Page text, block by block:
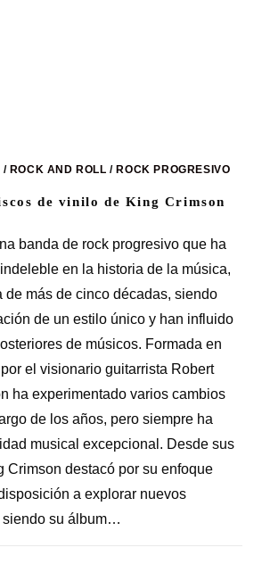
/ ROCK AND ROLL /ROCK PROGRESIVO
de vinilo de King Crimson
banda de rock progresivo que ha
en la historia de la música,
de más de cinco décadas, siendo
de un estilo único y han influido
de músicos. Formada en
el visionario guitarrista Robert
ha experimentado varios cambios
de los años, pero siempre ha
musical excepcional. Desde sus
Crimson destacó por su enfoque
a explorar nuevos
siendo su álbum…